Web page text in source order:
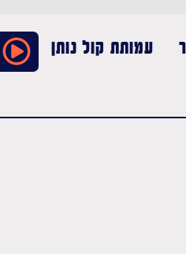
עמותת קול נותן